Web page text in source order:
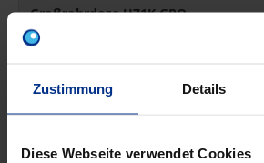
Zustimmung Details
Diese Webseite verwendet Cookies
Großrohrdose U71K GRO
SP-97276001